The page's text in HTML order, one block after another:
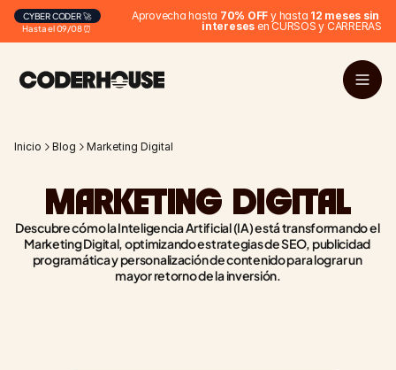
Hasta el 09/08 ⏰
CYBER CODER 🚀 Aprovecha hasta 70% OFF y hasta 12 meses sin
intereses en CURSOS y CARRERAS
Inicio Blog Marketing Digital
MARKETING DIGITAL
Descubre cómo la Inteligencia Artificial (IA) está transformando el
Marketing Digital, optimizando estrategias de SEO, publicidad
programática y personalización de contenido para lograr un
mayor retorno de la inversión.